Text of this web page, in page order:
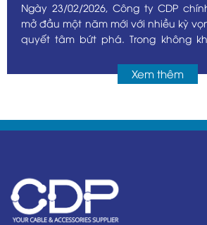
Ngày 23/02/2026, Công ty CDP
mở đầu một năm mới với nhiều kỳ
quyết tâm bứt phá. Trong không
mặt, gửi đến nhau những lời chúc
mắn để lấy vía đầu năm. Tiếng
hứng khởi.
Xem thêm